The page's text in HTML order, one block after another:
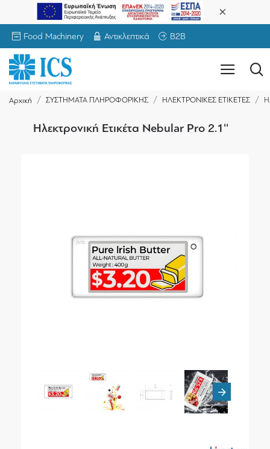
Food Machinery Αντικλεπτικά B2B
Αρχική ΣΥΣΤΗΜΑΤΑ ΠΛΗΡΟΦΟΡΙΚΗΣ ΗΛΕΚΤΡΟΝΙΚΕΣ ΕΤΙΚΕΤΕΣ
Ηλεκτρονική Ετικέτα Nebular Pro 2.1''